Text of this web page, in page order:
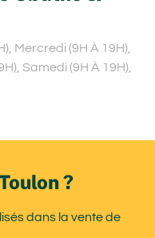
Mercredi (9H À 19H),
Samedi (9H À 19H),
?
dans la vente de